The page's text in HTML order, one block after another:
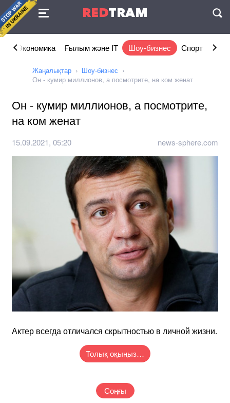
REDTRAM
Келісімі
Экономика Ғылым және IT Шоу-бизнес Спорт Өмір
Жаңалықтар
Шоу-бизнес
Он - кумир миллионов, а посмотрите, на ком женат
Он - кумир миллионов, а посмотрите,
на ком женат
15.09.2021, 05:20 news-sphere.com
Актер всегда отличался скрытностью в личной жизни.
Толық оқыңыз…
Соңғы